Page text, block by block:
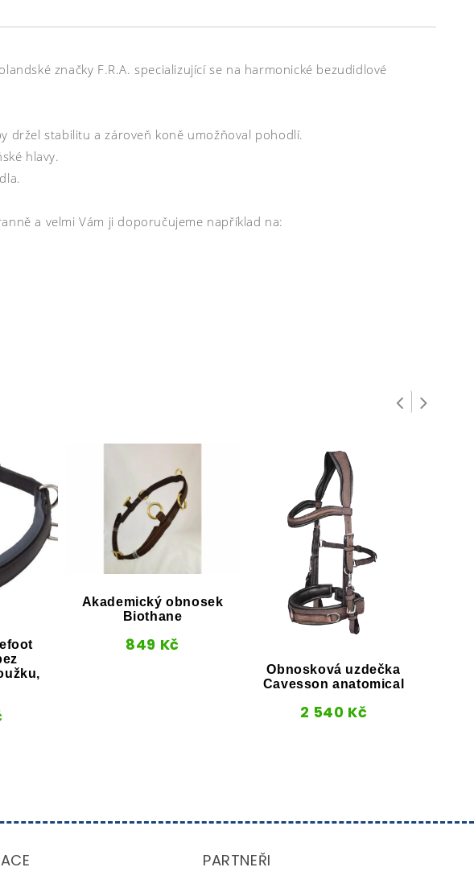
značky F.R.A. specializující se na harmonické bezudidlové
držel stabilitu a zároveň koně umožňoval pohodlí.
hlavy.
a velmi Vám ji doporučujeme například na:
Akademický obnosek
Biothane
849 Kč
Obnosková uzdečka
Cavesson anatomical
2 540 Kč
PARTNEŘI